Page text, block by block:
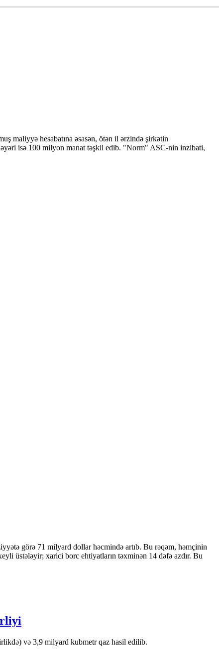
maliyyə hesabatına əsasən, ötən il ərzində şirkətin
isə 100 milyon manat təşkil edib. "Norm" ASC-nin inzibati,
görə 71 milyard dollar həcmində artıb. Bu rəqəm, həmçinin
üstələyir; xarici borc ehtiyatların təxminən 14 dəfə azdır. Bu
və 3,9 milyard kubmetr qaz hasil edilib.